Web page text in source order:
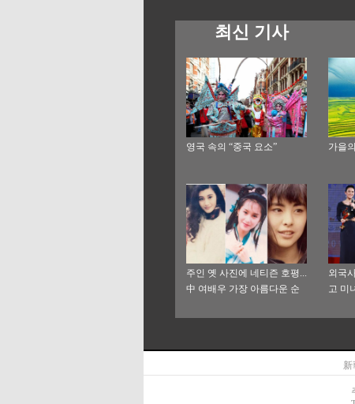
최신 기사
영국 속의 “중국 요소” 가을
주인 옛 사진에 네티즌 호평...
中 여배우 가장 아름다운 순
외국
고 미
新